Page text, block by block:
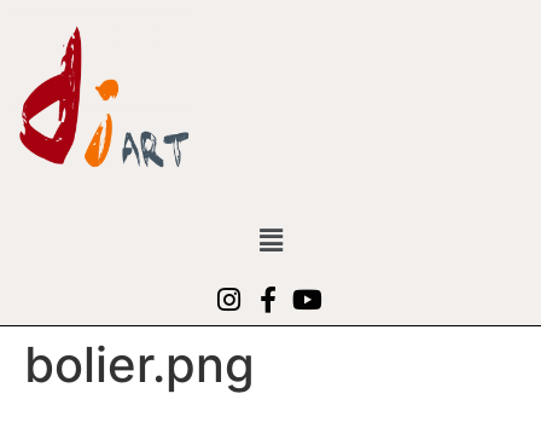
bolier.png